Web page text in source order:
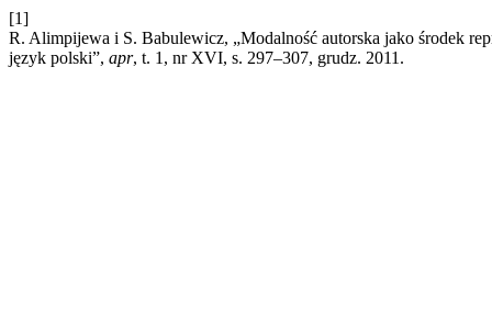
[1]
R. Alimpijewa i S. Babulewicz, „Modalność autorska jako środek
język polski”, apr, t. 1, nr XVI, s. 297–307, grudz. 2011.